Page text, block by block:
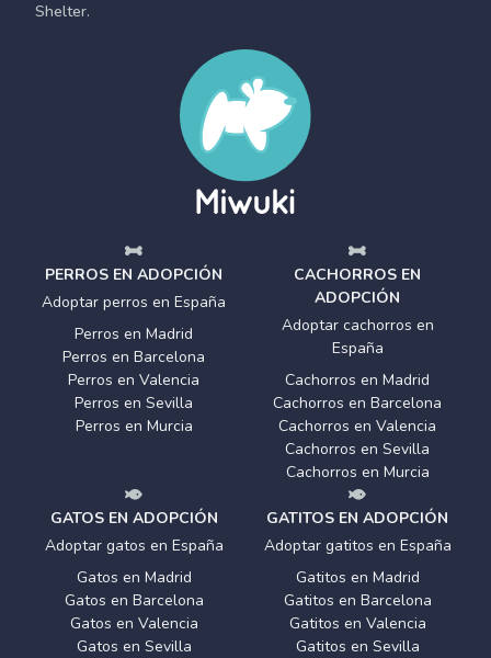
Shelter.
PERROS EN ADOPCIÓN
Adoptar perros en España
Perros en Madrid
Perros en Barcelona
Perros en Valencia
Perros en Sevilla
Perros en Murcia
CACHORROS EN
ADOPCIÓN
Adoptar cachorros en
España
Cachorros en Madrid
Cachorros en Barcelona
Cachorros en Valencia
Cachorros en Sevilla
Cachorros en Murcia
GATOS EN ADOPCIÓN
Adoptar gatos en España
Gatos en Madrid
Gatos en Barcelona
Gatos en Valencia
Gatos en Sevilla
GATITOS EN ADOPCIÓN
Adoptar gatitos en España
Gatitos en Madrid
Gatitos en Barcelona
Gatitos en Valencia
Gatitos en Sevilla